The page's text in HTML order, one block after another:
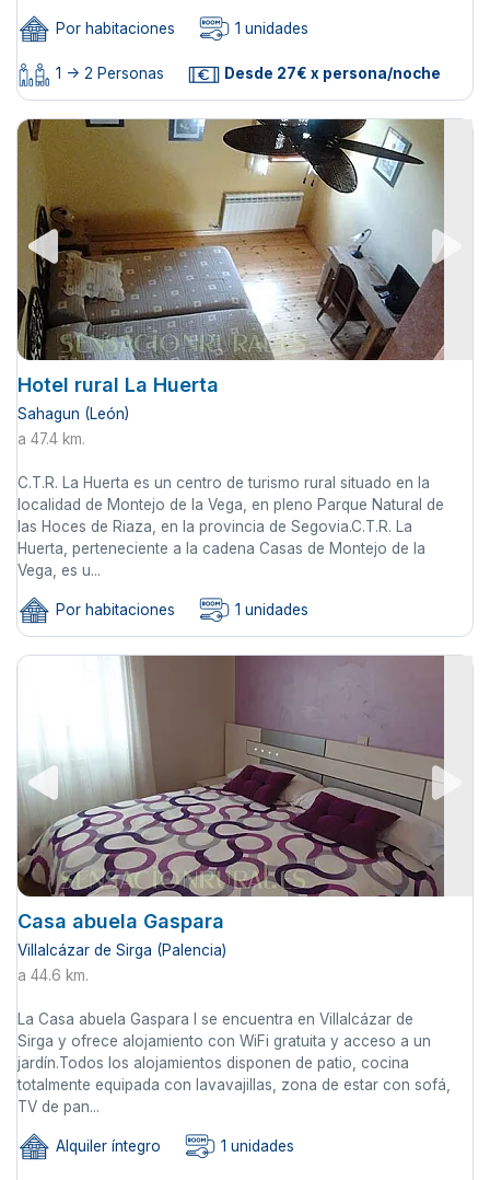
Por habitaciones 1 unidades
1 -> 2 Personas Desde 27€ x persona/noche
Hotel rural La Huerta
Sahagun (León)
a 47.4 km.
C.T.R. La Huerta es un centro de turismo rural situado en la
localidad de Montejo de la Vega, en pleno Parque Natural de
las Hoces de Riaza, en la provincia de Segovia.C.T.R. La
Huerta, perteneciente a la cadena Casas de Montejo de la
Vega, es u...
Por habitaciones 1 unidades
Casa abuela Gaspara
Villalcázar de Sirga (Palencia)
a 44.6 km.
La Casa abuela Gaspara I se encuentra en Villalcázar de
Sirga y ofrece alojamiento con WiFi gratuita y acceso a un
jardín.Todos los alojamientos disponen de patio, cocina
totalmente equipada con lavavajillas, zona de estar con sofá,
TV de pan...
Alquiler íntegro 1 unidades